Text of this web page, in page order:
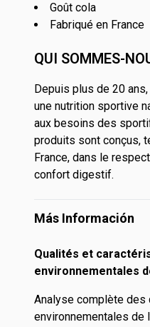
Goût cola
Fabriqué en France
QUI SOMMES-
Depuis plus de 20 ans,
une nutrition sportive
aux besoins des
produits sont conçus,
France, dans le
confort digestif.
Más Información
Qualités et
environnementales
Analyse complète
environnementales de